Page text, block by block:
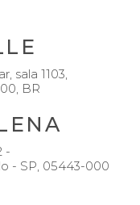
sala 1103,
BR
-
- SP, 05443-000